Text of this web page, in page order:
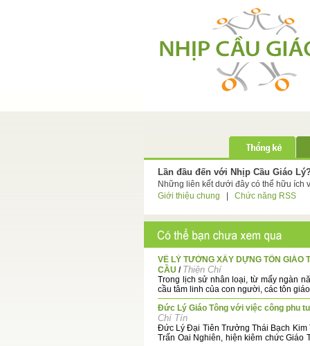
Lần đầu đến với Nhịp Cầu Giáo
Những liên kết dưới đây có thể hữu ích
Giới thiệu chung
Chức năng RSS
VỀ LÝ TƯỞNG XÂY DỰNG TÔN GIÁO
CẦU / Thiện Chí
Trong lịch sử nhân loại, từ mấy ngàn
cầu tâm linh của con người, các tôn
Đức Lý Giáo Tông với việc công phu
Chí Tín
Đức Lý Đại Tiên Trưởng Thái Bạch Kim
Trấn Oai Nghiên, hiện kiêm chức Giáo